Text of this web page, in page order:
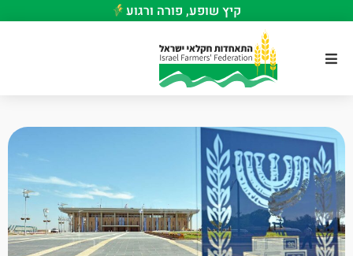
קיץ שופע, פורה ורגוע